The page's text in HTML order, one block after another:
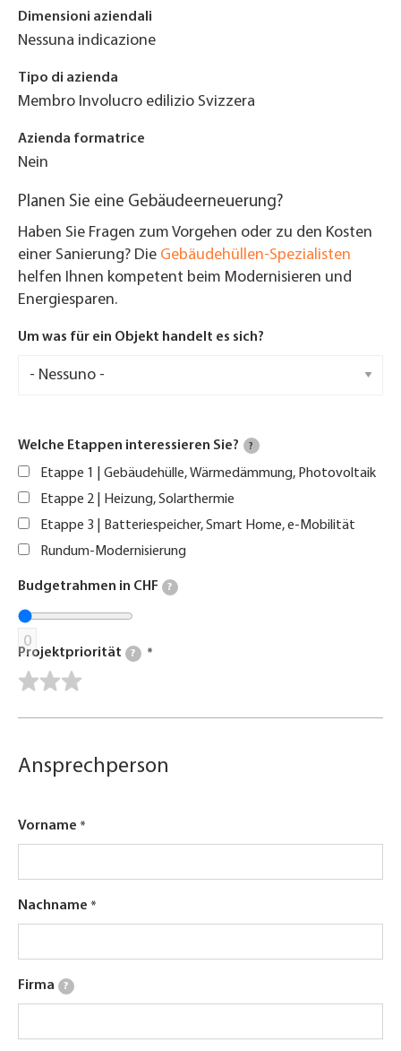
Dimensioni aziendali
Nessuna indicazione
Tipo di azienda
Membro Involucro edilizio Svizzera
Azienda formatrice
Nein
Planen Sie eine Gebäudeerneuerung?
Haben Sie Fragen zum Vorgehen oder zu den Kosten
einer Sanierung? Die Gebäudehüllen-Spezialisten
helfen Ihnen kompetent beim Modernisieren und
Energiesparen.
Um was für ein Objekt handelt es sich?
Welche Etappen interessieren Sie? ?
Etappe 1 | Gebäudehülle, Wärmedämmung, Photovoltaik
Etappe 2 | Heizung, Solarthermie
Etappe 3 | Batteriespeicher, Smart Home, e-Mobilität
Rundum-Modernisierung
Budgetrahmen in CHF ?
0
Projektpriorität ?
Ansprechperson
Vorname
Nachname
Firma ?